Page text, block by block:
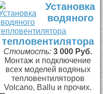
Установка
водяного
тепловентилятора
Стоимость:3 000 Руб.
Монтаж и подключение
всех моделей водяных
тепловентиляторов
Volcano, Ballu и прочих.